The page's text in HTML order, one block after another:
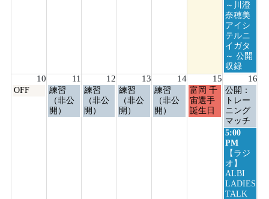
～川澄
奈穂美
アイシ
テルニ
イガタ
～ 公開
収録
10 11 12 13 14 15 16
月
OFF
火
曜
日,
練習
（非公
開）
水
曜
日,
練習
（非公
開）
木
曜
日,
練習
（非公
開）
金
曜
日,
練習
（非公
開）
土
曜
日,
富岡 千
宙選手
誕生日
日
曜
日,
8
月
16th
2026
公開：
トレー
ニング
マッチ
日
曜
日,
8
月
16th
2026
5:00
PM
【ラジ
オ】
ALBI
LADIES
TALK